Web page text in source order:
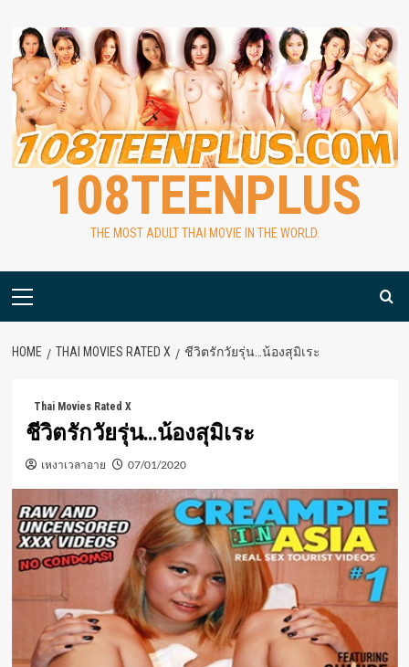
content
108TEENPLUS
THE MOST ADULT THAI MOVIE IN THE WORLD.
Primary
HOME THAI MOVIES RATED X ชีวิตรักวัยรุ่น…น้องสุมิเระ
Thai Movies Rated X
ชีวิตรักวัยรุ่น…น้องสุมิเระ
เหงาเวลาอาย 07/01/2020